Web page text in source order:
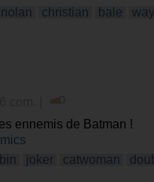
nolan christian bale
ennemis de Batman !
joker catwoman